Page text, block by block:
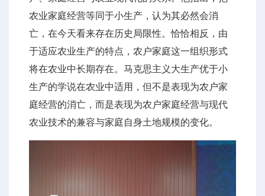
农业家庭经营等同于小生产，认为其必然会消
亡，在今天看来存在历史局限性。恰恰相反，由
于适应农业生产的特点，农户家庭这一组织形式
将在农业中长期存在。马克思主义大生产优于小
生产的学说在农业中适用，但不是表现为农户家
庭经营的消亡，而是表现为农户家庭经营与现代
农业技术的兼容与家庭自身土地规模的变化。